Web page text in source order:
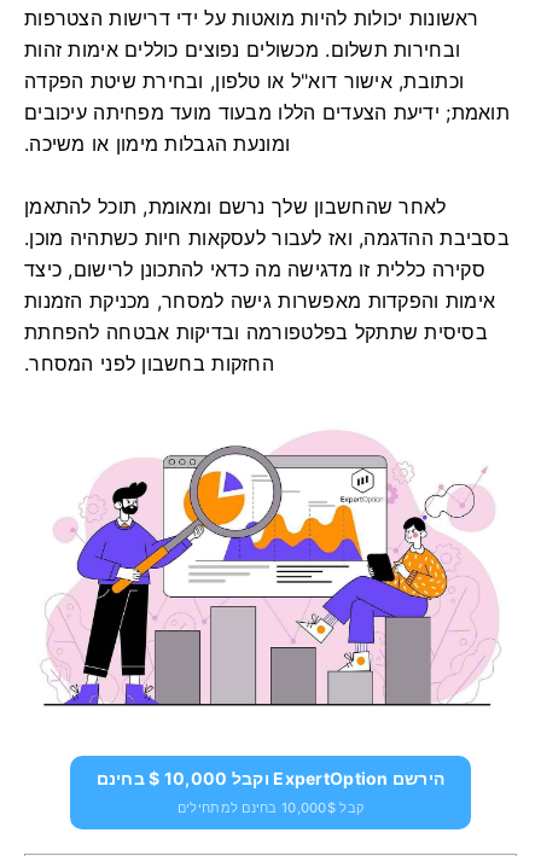
ראשונות יכולות להיות מואטות על ידי דרישות הצטרפות
ובחירות תשלום. מכשולים נפוצים כוללים אימות זהות
וכתובת, אישור דוא"ל או טלפון, ובחירת שיטת הפקדה
תואמת; ידיעת הצעדים הללו מבעוד מועד מפחיתה עיכובים
ומונעת הגבלות מימון או משיכה.
לאחר שהחשבון שלך נרשם ומאומת, תוכל להתאמן
בסביבת ההדגמה, ואז לעבור לעסקאות חיות כשתהיה מוכן.
סקירה כללית זו מדגישה מה כדאי להתכונן לרישום, כיצד
אימות והפקדות מאפשרות גישה למסחר, מכניקת הזמנות
בסיסית שתתקל בפלטפורמה ובדיקות אבטחה להפחתת
החזקות בחשבון לפני המסחר.
הירשם ExpertOption וקבל 10,000 $ בחינם
קבל 10,000$ בחינם למתחילים